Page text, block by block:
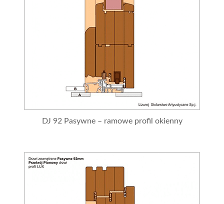
DJ 92 Pasywne – ramowe profil okienny